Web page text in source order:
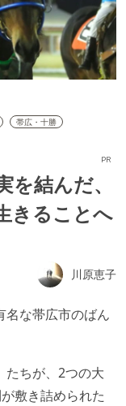
帯広・十勝
PR
結んだ、
きることへ
川原恵子
名な帯広市のばん
たちが、2つの大
敷き詰められた